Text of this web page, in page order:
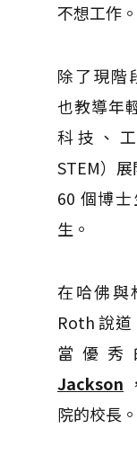
不想工作。
除了現階
也教導年
科技、
STEM）
60 個博
生。
在哈佛與
Roth 說道
當優
Jackson
院的校長。